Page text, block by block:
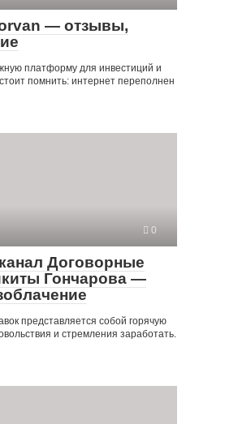
— отзывы,
платформу для инвестиций и
помнить: интернет переполнен
0
Договорные
Гончарова —
представляется собой горячую
и стремления заработать.